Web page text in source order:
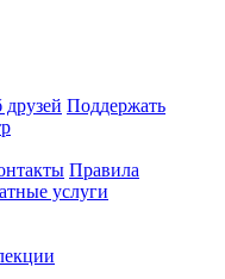
Поддержать
Правила
услуги